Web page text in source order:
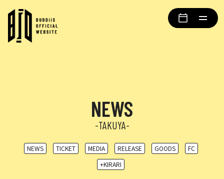
NEWS
-TAKUYA-
NEWS TICKET MEDIA RELEASE GOODS
FC
+KIRARI